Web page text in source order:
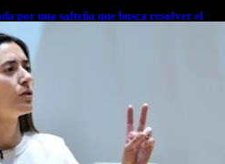
por una salteña que busca resolver el
en Latinoamérica